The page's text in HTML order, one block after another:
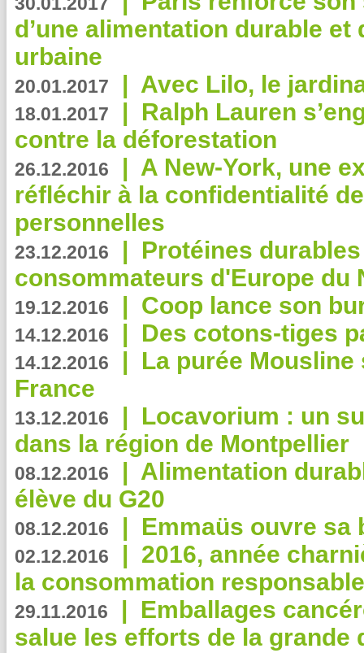
d’une alimentation durable et
urbaine
20.01.2017 | Avec Lilo, le
18.01.2017 | Ralph Lauren
contre la déforestation
26.12.2016 | A New-York, une
réfléchir à la confidentialité
personnelles
23.12.2016 | Protéines
consommateurs d'Europe du
19.12.2016 | Coop lance son
14.12.2016 | Des cotons-tiges
14.12.2016 | La purée
France
13.12.2016 | Locavorium : un
dans la région de Montpellier
08.12.2016 | Alimentation
élève du G20
08.12.2016 | Emmaüs ouvre sa
02.12.2016 | 2016, année
la consommation
29.11.2016 | Emballages
salue les efforts de la grande